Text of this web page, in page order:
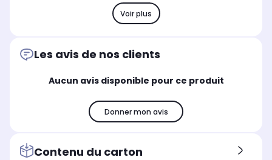
Voir plus
Les avis de nos clients
Aucun avis disponible pour ce produit
Donner mon avis
Contenu du carton